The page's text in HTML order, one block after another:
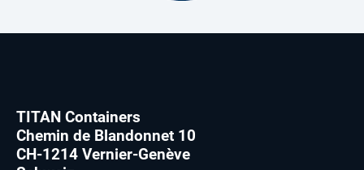
TITAN Containers
Chemin de Blandonnet 10
CH-1214 Vernier-Genève